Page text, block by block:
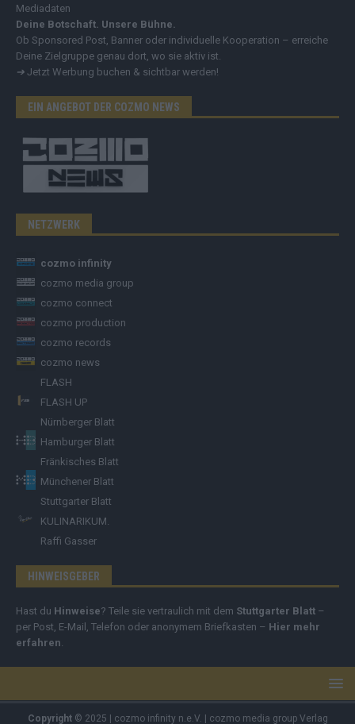
Mediadaten
Deine Botschaft. Unsere Bühne.
Ob Sponsored Post, Banner oder individuelle Kooperation – erreiche
Deine Zielgruppe genau dort, wo sie aktiv ist.
➔ Jetzt Werbung buchen & sichtbar werden!
EIN ANGEBOT DER COZMO NEWS
NETZWERK
cozmo infinity
cozmo media group
cozmo connect
cozmo production
cozmo records
cozmo news
FLASH
FLASH UP
Nürnberger Blatt
Hamburger Blatt
Fränkisches Blatt
Münchener Blatt
Stuttgarter Blatt
KULINARIKUM.
Raffi Gasser
HINWEISGEBER
Hast du Hinweise? Teile sie vertraulich mit dem Stuttgarter Blatt –
per Post, E-Mail, Telefon oder anonymem Briefkasten – Hier mehr
erfahren.
Copyright© 2025 | cozmo infinity n.e.V. | cozmo media group Verlag